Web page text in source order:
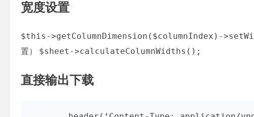
宽度设置
$this->getColumnDimension($columnIndex)-
置） $sheet->calculateColumnWidths();
直接输出下载